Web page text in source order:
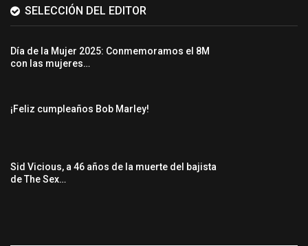
SELECCIÓN DEL EDITOR
Día de la Mujer 2025: Conmemoramos el 8M
con las mujeres…
¡Feliz cumpleaños Bob Marley!
Sid Vicious, a 46 años de la muerte del bajista
de The Sex…